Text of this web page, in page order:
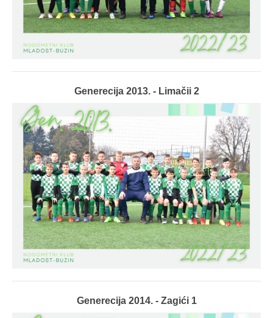
Generecija 2013. - Limačii 2
Generecija 2014. - Zagići 1